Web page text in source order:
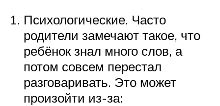
Психологические. Часто
родители замечают такое, что
ребёнок знал много слов, а
потом совсем перестал
разговаривать. Это может
произойти из-за: